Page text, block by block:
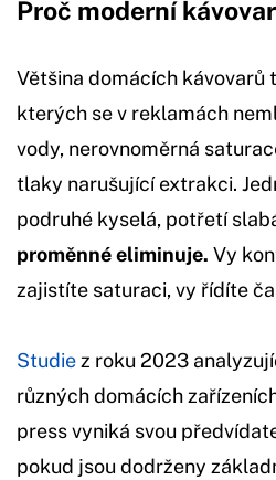
Proč moderní
Většina domácích kávovarů
kterých se v reklamách
vody, nerovnoměrná
tlaky narušující extrakci.
podruhé kyselá, potřetí
proměnné eliminuje. Vy
zajistíte saturaci, vy řídíte
Studiez roku 2023
různých domácích
press vyniká svou
pokud jsou dodrženy